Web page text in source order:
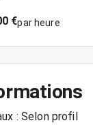
€par heure
: Selon profil